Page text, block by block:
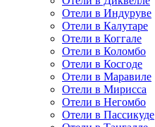
Отели в Индуруве
Отели в Калутаре
Отели в Коггале
Отели в Коломбо
Отели в Косгоде
Отели в Маравиле
Отели в Мирисса
Отели в Негомбо
Отели в Пассикуде